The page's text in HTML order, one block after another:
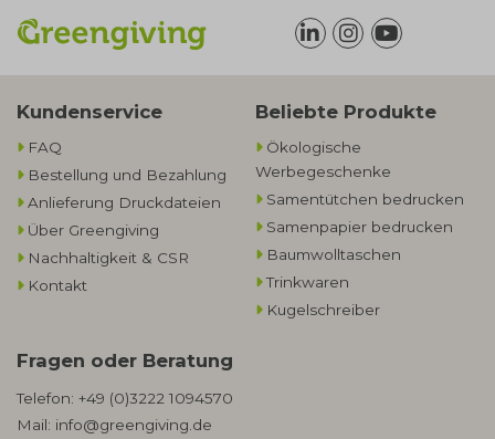
Kundenservice
FAQ
Bestellung und Bezahlung
Anlieferung Druckdateien
Über Greengiving
Nachhaltigkeit & CSR
Kontakt
Beliebte Produkte
Ökologische
Werbegeschenke​
Samentütchen bedrucken
Samenpapier bedrucken
Baumwolltaschen​
Trinkwaren
Kugelschreiber
Fragen oder Beratung
Telefon: +49 (0)3222 1094570
Mail: info@greengiving.de